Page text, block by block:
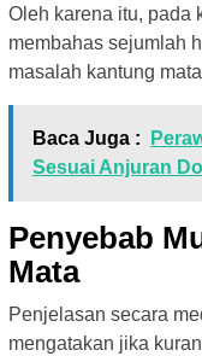
Oleh karena itu, pada
membahas sejumlah
masalah kantung
Baca Juga :
Sesuai Anjuran
Penyebab
Mata
Penjelasan secara
mengatakan jika